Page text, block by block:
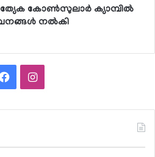
കോണ്‍സുലാര്‍ ക്യാമ്പില്‍
നല്‍കി
FacebookInstagram